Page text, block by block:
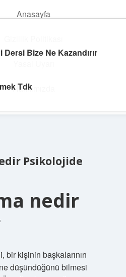
Anasayfa
Hakkımızda
Dünyası
hayatını canlandır!
Psikolojide
nedir
bir kişinin başkalarının
düşündüğünü bilmesi
Bize Ne Kazandırır
Tdk